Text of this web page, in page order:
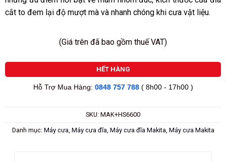
cắt to đem lại độ mượt mà và nhanh chóng khi cưa vật liệu.
(Giá trên đã bao gồm thuế VAT)
HẾT HÀNG
Hỗ Trợ Mua Hàng: 0848 757 788 ( 8h00 - 17h00 )
SKU: MAK+HS6600
Danh mục: Máy cưa Máy cưa đĩa Máy cưa đĩa Makita Máy cưa Makita